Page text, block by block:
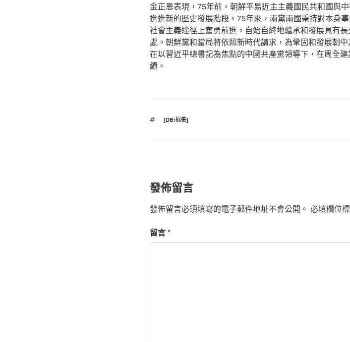
金正恩表現，75年前，朝鮮平易近主主義國民共和國與
進進新的歷史發展階段。75年來，兩黨兩國秉持對本身
社會主義途徑上奮勇前進。自始自終地繼承和發展具有
處。朝鮮黨和當局將依照新時代請求，為鞏固和發展朝
在以習近平總書記為焦點的中國共產黨領導下，在周全
績。
標
[DB:标签]
發佈留言
發佈留言必須填寫的電子郵件地址不會公開。 必填欄位
留言*